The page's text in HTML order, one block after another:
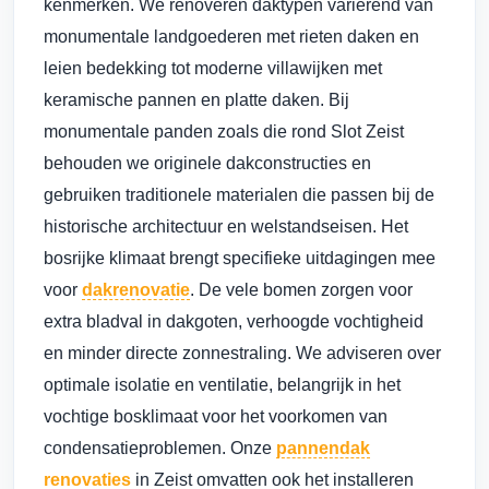
kenmerken. We renoveren daktypen variërend van
monumentale landgoederen met rieten daken en
leien bedekking tot moderne villawijken met
keramische pannen en platte daken. Bij
monumentale panden zoals die rond Slot Zeist
behouden we originele dakconstructies en
gebruiken traditionele materialen die passen bij de
historische architectuur en welstandseisen. Het
bosrijke klimaat brengt specifieke uitdagingen mee
voordakrenovatie. De vele bomen zorgen voor
extra bladval in dakgoten, verhoogde vochtigheid
en minder directe zonnestraling. We adviseren over
optimale isolatie en ventilatie, belangrijk in het
vochtige bosklimaat voor het voorkomen van
condensatieproblemen. Onze pannendak
renovaties in Zeist omvatten ook het installeren